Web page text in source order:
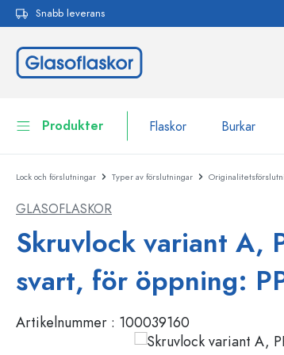
Hoppa till huvudnavigering
Snabb leverans
Produkter Flaskor Burkar
Flaskor
Förvaringsbehållare
Porslin
Behållare för kosmetika
Till kategori
WECK-flaskor
Flaskor efter
Flaskor
Lock och förslutningar Typer av förslutningar
GLASOFLASKOR
Skruvlock variant A,
svart, för öppning:
Artikelnummer : 100039160